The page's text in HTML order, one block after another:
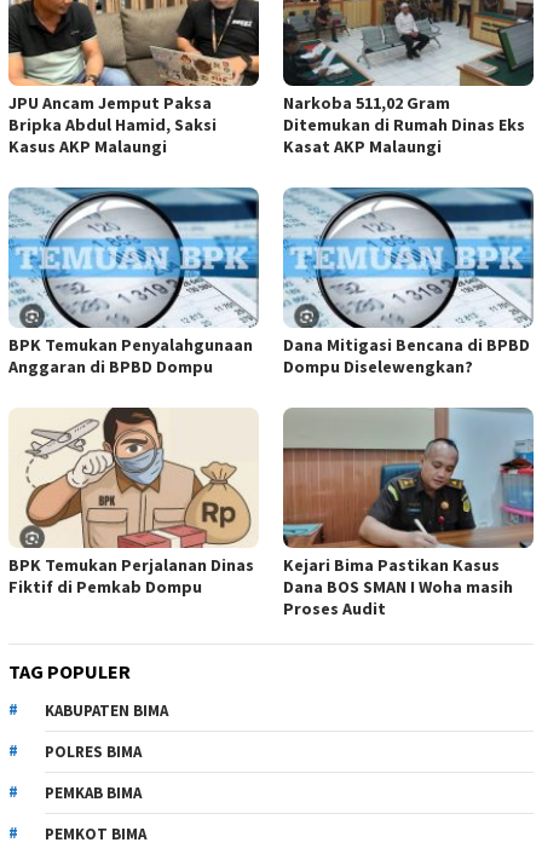
JPU Ancam Jemput Paksa
Bripka Abdul Hamid, Saksi
Kasus AKP Malaungi
Narkoba 511,02 Gram
Ditemukan di Rumah Dinas Eks
Kasat AKP Malaungi
BPK Temukan Penyalahgunaan
Anggaran di BPBD Dompu
Dana Mitigasi Bencana di BPBD
Dompu Diselewengkan?
BPK Temukan Perjalanan Dinas
Fiktif di Pemkab Dompu
Kejari Bima Pastikan Kasus
Dana BOS SMAN I Woha masih
Proses Audit
TAG POPULER
KABUPATEN BIMA
POLRES BIMA
PEMKAB BIMA
PEMKOT BIMA